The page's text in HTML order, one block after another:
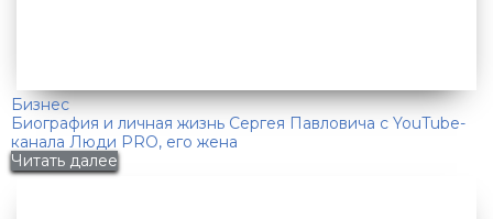
Бизнес
Биография и личная жизнь Сергея Павловича с YouTube-
канала Люди PRO, его жена
Читать далее